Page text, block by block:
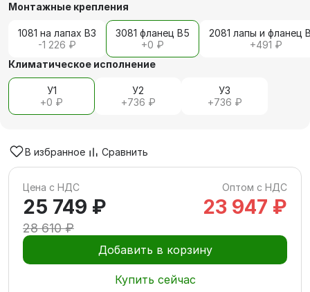
Монтажные крепления
1081 на лапах В3
-1 226 ₽
3081 фланец В5
+0 ₽
2081 лапы и фланец
+491 ₽
Климатическое исполнение
У1
+0 ₽
У2
+736 ₽
У3
+736 ₽
В избранное Сравнить
Цена с НДС Оптом с НДС
25 749 ₽
28 610 ₽
23 947 ₽
Добавить в корзину
Купить сейчас